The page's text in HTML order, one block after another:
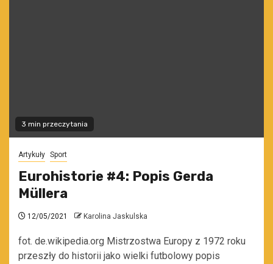
3 min przeczytania
Artykuły Sport
Eurohistorie #4: Popis Gerda
Müllera
12/05/2021 Karolina Jaskulska
fot. de.wikipedia.org Mistrzostwa Europy z 1972 roku
przeszły do historii jako wielki futbolowy popis